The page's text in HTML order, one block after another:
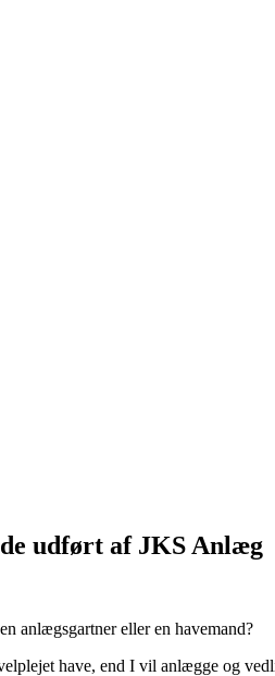
udført af JKS Anlæg
anlægsgartner eller en havemand?
have, end I vil anlægge og